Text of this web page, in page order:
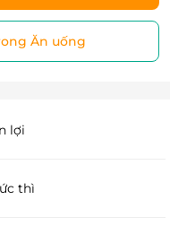
Ăn uống
lợi
thì